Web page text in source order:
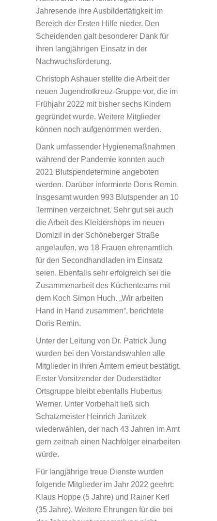
Jahresende ihre Ausbildertätigkeit im
Bereich der Ersten Hilfe nieder. Den
Scheidenden galt besonderer Dank für
ihren langjährigen Einsatz in der
Nachwuchsförderung.
Christoph Ashauer stellte die Arbeit der
neuen Jugendrotkreuz-Gruppe vor, die im
Frühjahr 2022 mit bisher sechs Kindern
gegründet wurde. Weitere Mitglieder
können noch aufgenommen werden.
Dank umfassender Hygienemaßnahmen
während der Pandemie konnten auch
2021 Blutspendetermine angeboten
werden. Darüber informierte Doris Remin.
Insgesamt wurden 993 Blutspender an 10
Terminen verzeichnet. Sehr gut sei auch
die Arbeit des Kleidershops im neuen
Domizil in der Schöneberger Straße
angelaufen, wo 18 Frauen ehrenamtlich
für den Secondhandladen im Einsatz
seien. Ebenfalls sehr erfolgreich sei die
Zusammenarbeit des Küchenteams mit
dem Koch Simon Huch. „Wir arbeiten
Hand in Hand zusammen“, berichtete
Doris Remin.
Unter der Leitung von Dr. Patrick Jung
wurden bei den Vorstandswahlen alle
Mitglieder in ihren Ämtern erneut bestätigt.
Erster Vorsitzender der Duderstädter
Ortsgruppe bleibt ebenfalls Hubertus
Werner. Unter Vorbehalt ließ sich
Schatzmeister Heinrich Janitzek
wiederwählen, der nach 43 Jahren im Amt
gern zeitnah einen Nachfolger einarbeiten
würde.
Für langjährige treue Dienste wurden
folgende Mitglieder im Jahr 2022 geehrt:
Klaus Hoppe (5 Jahre) und Rainer Kerl
(35 Jahre). Weitere Ehrungen für die bei